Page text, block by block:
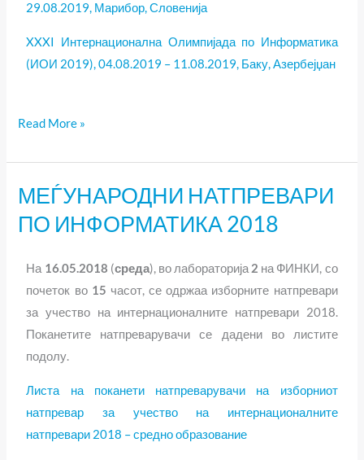
29.08.2019, Марибор, Словенија
XXXI Интернационална Олимпијада по Информатика
(ИОИ 2019), 04.08.2019 – 11.08.2019, Баку, Азербејџан
Read More »
МЕЃУНАРОДНИ НАТПРЕВАРИ
ПО ИНФОРМАТИКА 2018
На 16.05.2018 (среда), во лабораторија 2 на ФИНКИ, со
почеток во 15 часот, се одржаа изборните натпревари
за учество на интернационалните натпревари 2018.
Поканетите натпреварувачи се дадени во листите
подолу.
Листа на поканети натпреварувачи на изборниот
натпревар за учество на интернационалните
натпревари 2018 – средно образование
МЕЃУНАРОДНИ
ПО